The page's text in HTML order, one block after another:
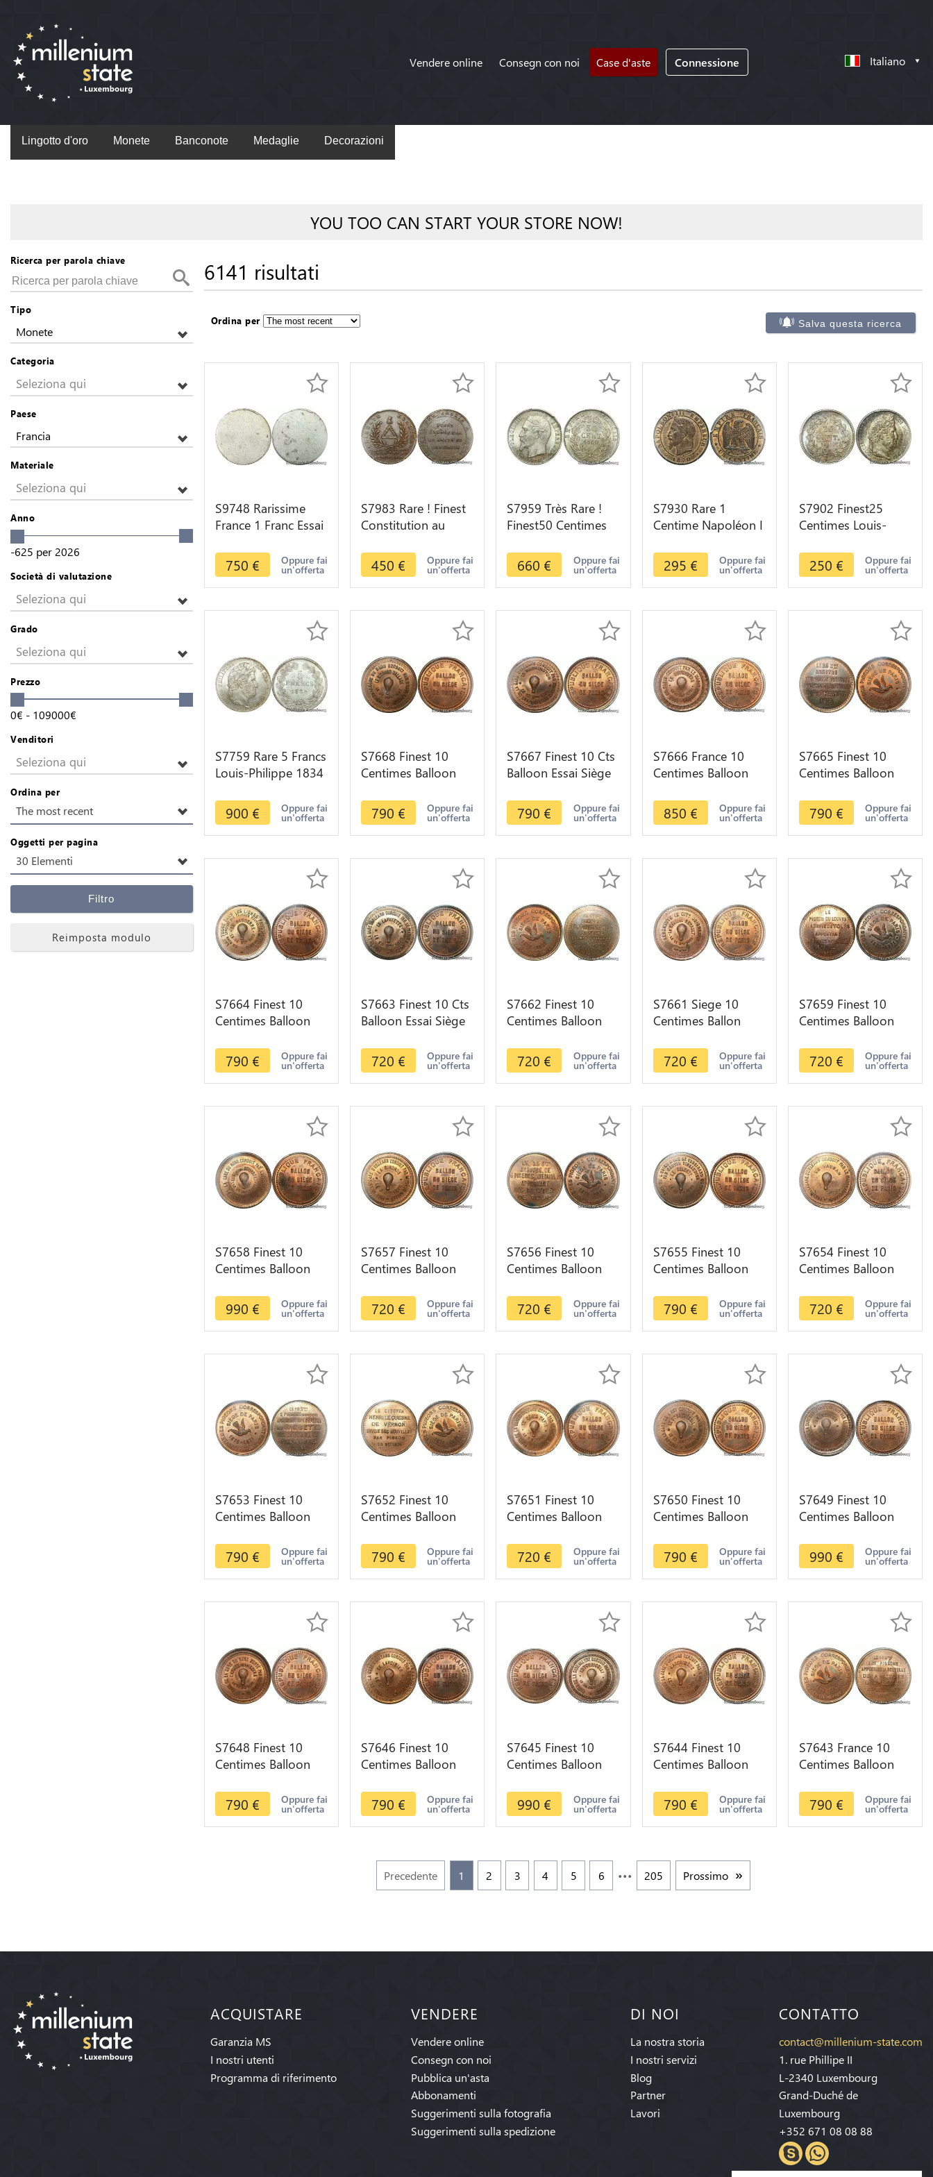
Vendere online Consegn con noi Case d'aste Connessione Italiano
Lingotto d'oro Monete Banconote Medaglie Decorazioni
YOU TOO CAN START YOUR STORE NOW!
Ricerca per parola chiave
Tipo
Monete
Categoria
Seleziona qui
Paese
Francia
Materiale
Seleziona qui
Anno
-625 per 2026
Società di valutazione
Seleziona qui
Grado
Seleziona qui
Prezzo
0€ - 109000€
Venditori
Seleziona qui
Ordina per
The most recent
Oggetti per pagina
30 Elementi
Filtro
Reimposta modulo
6141 risultati
Ordina per Salva questa ricerca
S9748 Rarissime
France 1 Franc Essai
Bazor Aluminium
PCGS AU55
750 € Oppure fai
un'offerta
S7983 Rare ! Finest
Constitution au
Paris PCGS SP55
450 € Oppure fai
un'offerta
S7959 Très Rare !
Finest50 Centimes
PCGS MS64 FDC
660 € Oppure fai
un'offerta
S7930 Rare 1
Centime Napoléon I
MS63 RB -> Faire
Offre
295 € Oppure fai
un'offerta
S7902 Finest25
Centimes Louis-
Paris PCGS MS66
Argent Silver
250 € Oppure fai
un'offerta
S7759 Rare 5 Francs
Louis-Philippe 1834
MS62 Splendide
900 € Oppure fai
un'offerta
S7668 Finest 10
Centimes Balloon
Wallace 1870 PCGS
MS65 GEM
790 € Oppure fai
un'offerta
S7667 Finest 10 Cts
Balloon Essai Siège
1870 PCGS MS65
GEM
790 € Oppure fai
un'offerta
S7666 France 10
Centimes Balloon
Guttenberg 1870
PCGS MS65+
850 € Oppure fai
un'offerta
S7665 Finest 10
Centimes Balloon
Flor-863 1870 PCGS
MS65 GEM
790 € Oppure fai
un'offerta
S7664 Finest 10
Centimes Balloon
Daguee 1870 PCGS
MS65 GEM
790 € Oppure fai
un'offerta
S7663 Finest 10 Cts
Balloon Essai Siège
PCGS MS64 GEM
720 € Oppure fai
un'offerta
S7662 Finest 10
Centimes Balloon
Flor-852 1870 PCGS
MS64 GEM
720 € Oppure fai
un'offerta
S7661 Siege 10
Centimes Ballon
Gare Orléans 1870
PCGS MS65 RED
720 € Oppure fai
un'offerta
S7659 Finest 10
Centimes Balloon
Flor-862 1870 PCGS
MS64 GEM
720 € Oppure fai
un'offerta
S7658 Finest 10
Centimes Balloon
Bourbaki 1870
PCGS MS66 GEM
990 € Oppure fai
un'offerta
S7657 Finest 10
Centimes Balloon
Gironde 1870 PCGS
MS64 GEM
720 € Oppure fai
un'offerta
S7656 Finest 10
Centimes Balloon
Flor-848 1870 PCGS
MS64 GEM
720 € Oppure fai
un'offerta
S7655 Finest 10
Centimes Balloon
Céleste 1870 PCGS
MS65 GEM
790 € Oppure fai
un'offerta
S7654 Finest 10
Centimes Balloon
Vauban 1870 PCGS
MS64 GEM
720 € Oppure fai
un'offerta
S7653 Finest 10
Centimes Balloon
Flor-860 1870 PCGS
MS65 GEM
790 € Oppure fai
un'offerta
S7652 Finest 10
Centimes Balloon
Flor-851 1870 PCGS
MS65 GEM
790 € Oppure fai
un'offerta
S7651 Finest 10
Centimes Balloon
Deniers Papin 1870
PCGS MS64
720 € Oppure fai
un'offerta
S7650 Finest 10
Centimes Balloon
Daumesnil 1870
PCGS MS65
790 € Oppure fai
un'offerta
S7649 Finest 10
Centimes Balloon
Kepler 1870 PCGS
MS66
990 € Oppure fai
un'offerta
S7648 Finest 10
Centimes Balloon
Armée Loire 1870
PCGS MS65
790 € Oppure fai
un'offerta
S7646 Finest 10
Centimes Balloon
Lavoisier 1870 PCGS
MS65
790 € Oppure fai
un'offerta
S7645 Finest 10
Centimes Balloon
Toicelli 1870 PCGS
MS66
990 € Oppure fai
un'offerta
S7644 Finest 10
Centimes Balloon
Archimede 1870
PCGS MS65
790 € Oppure fai
un'offerta
S7643 France 10
Centimes Balloon
Flor-850 1870 PCGS
MS65
790 € Oppure fai
un'offerta
Precedente 1 2 3 4 5 6 205 Prossimo
ACQUISTARE
Garanzia MS
I nostri utenti
Programma di riferimento
VENDERE
Vendere online
Consegn con noi
Pubblica un'asta
Abbonamenti
Suggerimenti sulla fotografia
Suggerimenti sulla spedizione
DI NOI
La nostra storia
I nostri servizi
Blog
Partner
Lavori
CONTATTO
contact@millenium-state.com
1. rue Phillipe II
L-2340 Luxembourg
Grand-Duché de
Luxembourg
+352 671 08 08 88